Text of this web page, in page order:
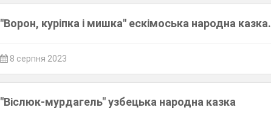
"Ворон, куріпка і мишка" ескімоська народна казка.
8 серпня 2023
"Віслюк-мурдагель" узбецька народна казка